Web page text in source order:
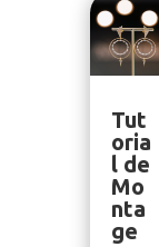
Tut
oria
l de
Mo
nta
ge